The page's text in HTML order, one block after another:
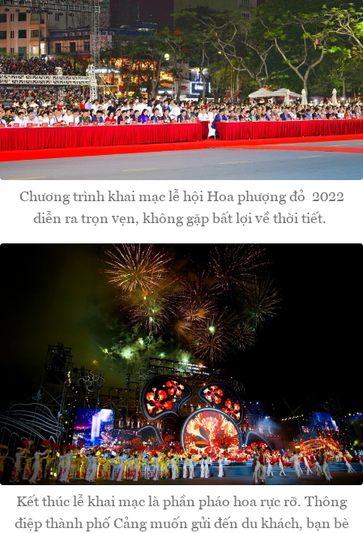
Chương trình khai mạc lễ hội Hoa phượng đỏ 2022
diễn ra trọn vẹn, không gặp bất lợi về thời tiết.
Kết thúc lễ khai mạc là phần pháo hoa rực rỡ. Thông
điệp thành phố Cảng muốn gửi đến du khách, bạn bè